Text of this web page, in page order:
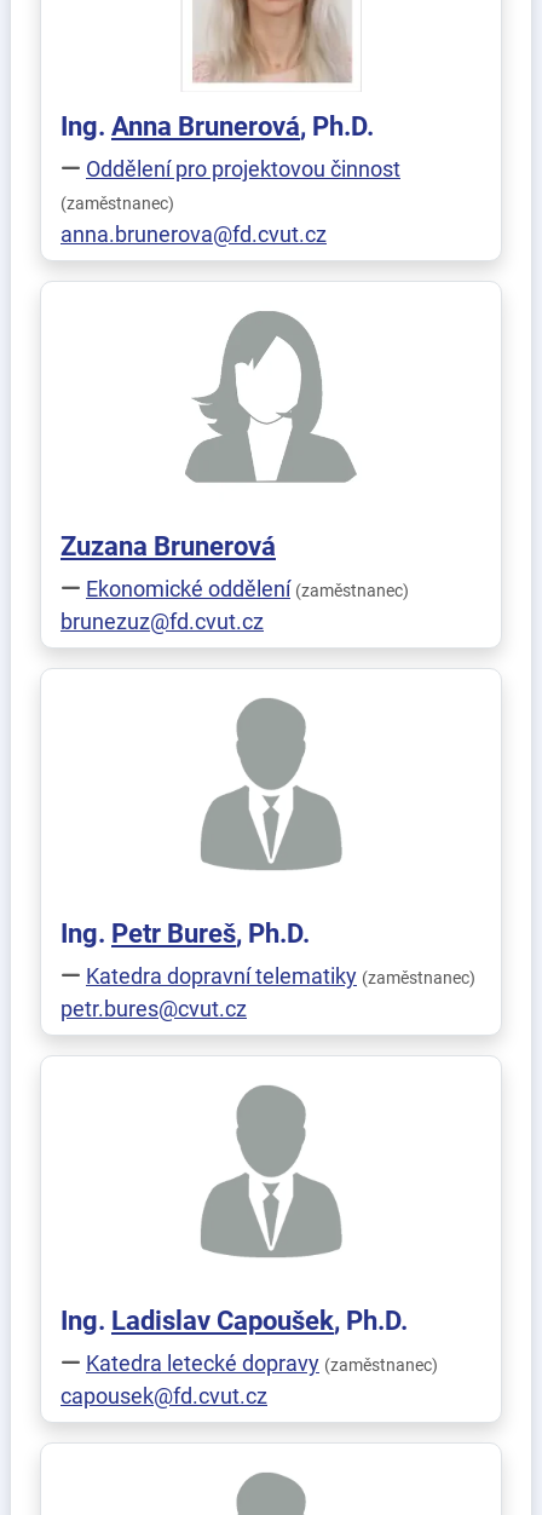
Ing. Anna Brunerová, Ph.D.
Oddělení pro projektovou činnost
(zaměstnanec)
anna.brunerova@fd.cvut.cz
Zuzana Brunerová
Ekonomické oddělení (zaměstnanec)
brunezuz@fd.cvut.cz
Ing. Petr Bureš, Ph.D.
Katedra dopravní telematiky (zaměstnanec)
petr.bures@cvut.cz
Ing. Ladislav Capoušek, Ph.D.
Katedra letecké dopravy (zaměstnanec)
capousek@fd.cvut.cz